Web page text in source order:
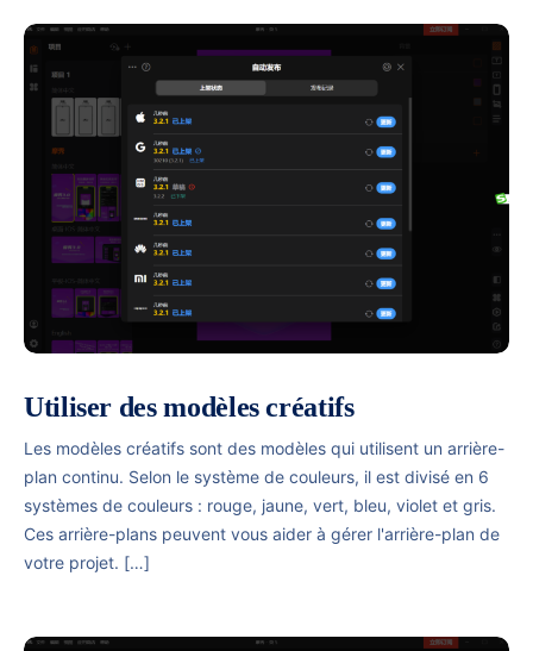
Utiliser des modèles créatifs
Les modèles créatifs sont des modèles qui utilisent un arrière-
plan continu. Selon le système de couleurs, il est divisé en 6
systèmes de couleurs : rouge, jaune, vert, bleu, violet et gris.
Ces arrière-plans peuvent vous aider à gérer l'arrière-plan de
votre projet. […]